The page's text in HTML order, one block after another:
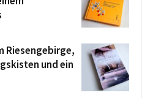
Riesengebirge,
und ein